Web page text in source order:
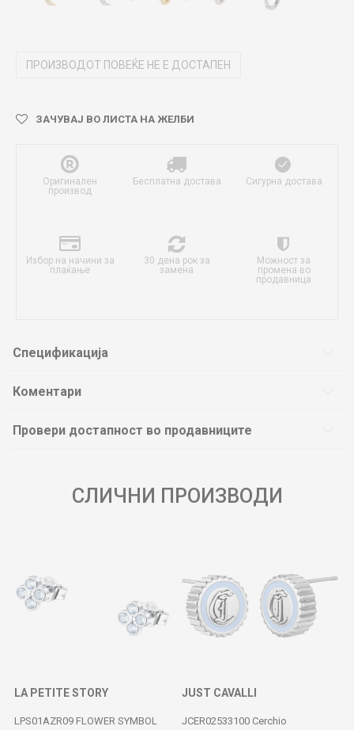
ПРОИЗВОДОТ ПОВЕЌЕ НЕ Е ДОСТАПЕН
ЗАЧУВАЈ ВО ЛИСТА НА ЖЕЛБИ
Оригинален
производ
Бесплатна достава Сигурна достава
Избор на начини за
плаќање
30 дена рок за
замена
Можност за
промена во
продавница
Спецификација
Коментари
Провери достапност во продавниците
СЛИЧНИ ПРОИЗВОДИ
LA PETITE STORY
LPS01AZR09 FLOWER SYMBOL
JUST CAVALLI
JCER02533100 Cerchio